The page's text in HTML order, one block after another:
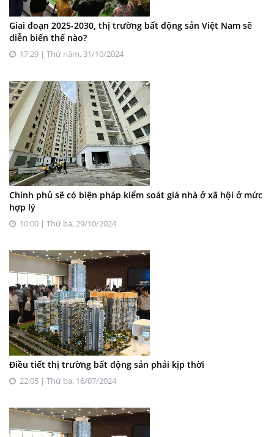
Giai đoạn 2025-2030, thị trường bất động sản Việt Nam sẽ
diễn biến thế nào?
17:29 | Thứ năm, 31/10/2024
Chính phủ sẽ có biện pháp kiểm soát giá nhà ở xã hội ở mức
hợp lý
10:00 | Thứ ba, 29/10/2024
Điều tiết thị trường bất động sản phải kịp thời
22:05 | Thứ ba, 16/07/2024